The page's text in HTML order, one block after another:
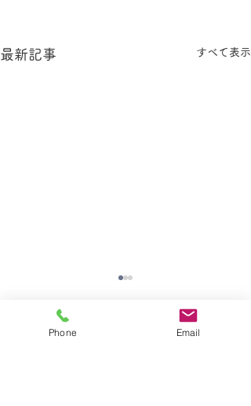
最新記事 すべて表示
Phone Email